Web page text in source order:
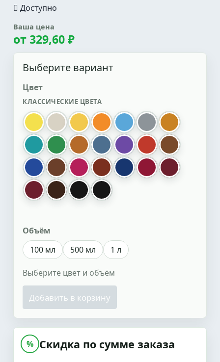
Доступно
Ваша цена
от329,60 ₽
Выберите вариант
Цвет
КЛАССИЧЕСКИЕ ЦВЕТА
036 лимон001 нейтральный
074 желтый121 оранжевый
122 голубой
717 серый006 охра
063 бирюзовый
019 зеленый
072 коньяк901 стальной синий
137 фиолетовый
133 красный
186 табак
132 синий009 коричневый
103 малиновый
012 красно коричневый
057 темно синий
078 рубин158 бордо
бордо013 темно коричневый
002 черный
черная
Объём
100 мл
500 мл 1 л
Выберите цвет и объём
Добавить в корзину
% Скидка по сумме заказа